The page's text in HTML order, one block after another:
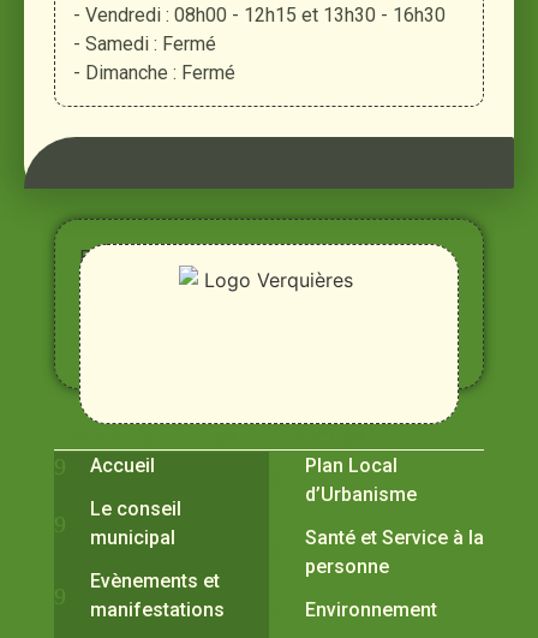
- Vendredi : 08h00 - 12h15 et 13h30 - 16h30
- Samedi : Fermé
- Dimanche : Fermé
Entre
Rhône,
Alpilles
et
Durance
Accueil
Le conseil
municipal
Evènements et
manifestations
Plan Local
d’Urbanisme
Santé et Service à la
personne
Environnement